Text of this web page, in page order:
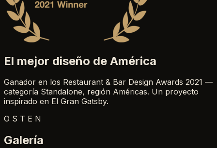
El mejor diseño de América
Ganador en los Restaurant & Bar Design Awards 2021 —
categoría Standalone, región Américas. Un proyecto
inspirado en El Gran Gatsby.
OSTEN
Galería